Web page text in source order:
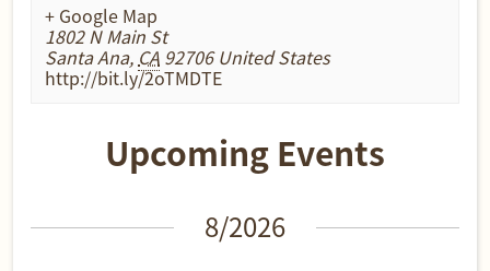
+ Google Map
1802 N Main St
Santa Ana, CA 92706 United States
http://bit.ly/2oTMDTE
Upcoming Events
8/2026